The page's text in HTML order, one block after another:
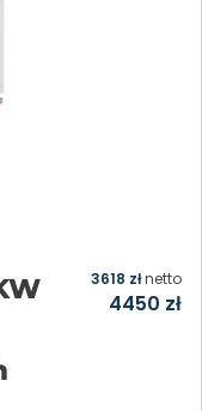
4450 zł
3618 złnetto